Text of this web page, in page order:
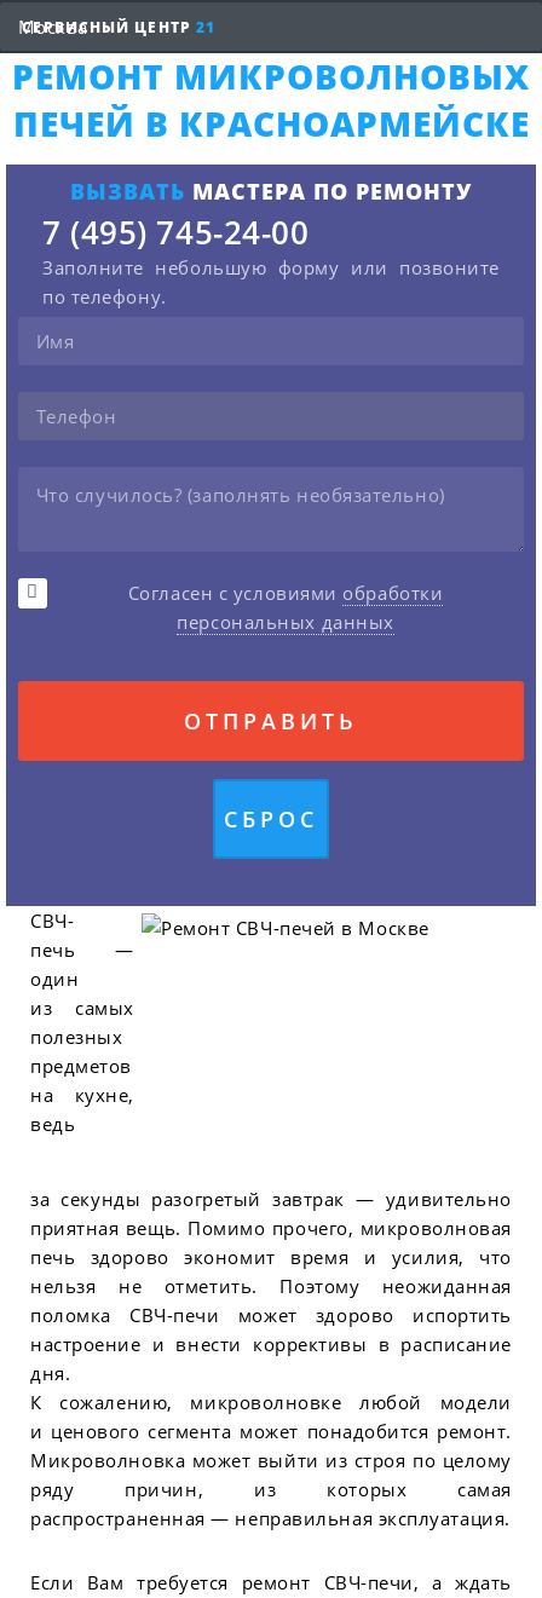
СЕРВИСНЫЙ ЦЕНТР 21
РЕМОНТ МИКРОВОЛНОВЫХ
ПЕЧЕЙ В КРАСНОАРМЕЙСКЕ
ВЫЗВАТЬ МАСТЕРА ПО РЕМОНТУ
7 (495) 745-24-00
Заполните небольшую форму или позвоните
по телефону.
Согласен с условиями обработки
персональных данных
СВЧ-
печь —
один
из самых
полезных
предметов
на кухне,
ведь
за секунды разогретый завтрак — удивительно
приятная вещь. Помимо прочего, микроволновая
печь здорово экономит время и усилия, что
нельзя не отметить. Поэтому неожиданная
поломка СВЧ-печи может здорово испортить
настроение и внести коррективы в расписание
дня.
К сожалению, микроволновке любой модели
и ценового сегмента может понадобится ремонт.
Микроволновка может выйти из строя по целому
ряду причин, из которых самая
распространенная — неправильная эксплуатация.
Если Вам требуется ремонт СВЧ-печи, а ждать